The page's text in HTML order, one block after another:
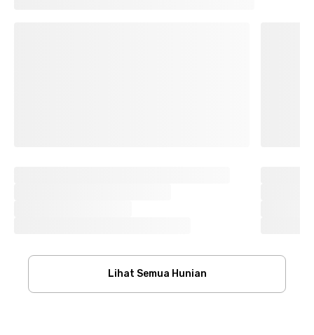
Lihat Semua Hunian